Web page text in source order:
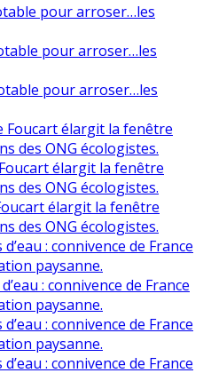
pour arroser…les
pour arroser…les
pour arroser…les
Foucart élargit la fenêtre
des ONG écologistes.
élargit la fenêtre
des ONG écologistes.
élargit la fenêtre
des ONG écologistes.
: connivence de France
paysanne.
: connivence de France
paysanne.
: connivence de France
paysanne.
: connivence de France